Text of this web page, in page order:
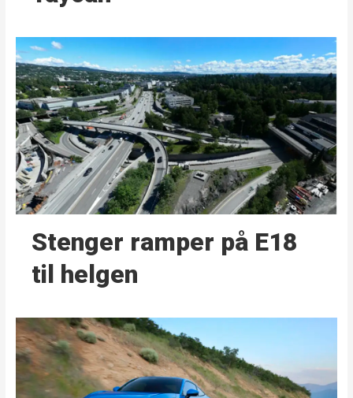
Stenger ramper på E18
til helgen